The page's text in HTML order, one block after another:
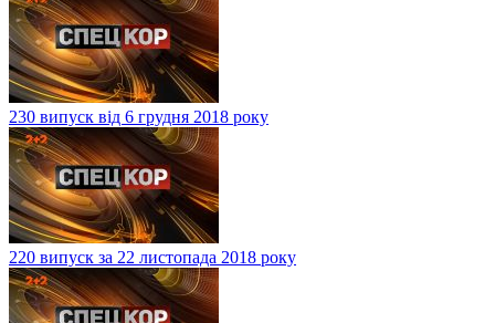
230 випуск від 6 грудня 2018 року
220 випуск за 22 листопада 2018 року